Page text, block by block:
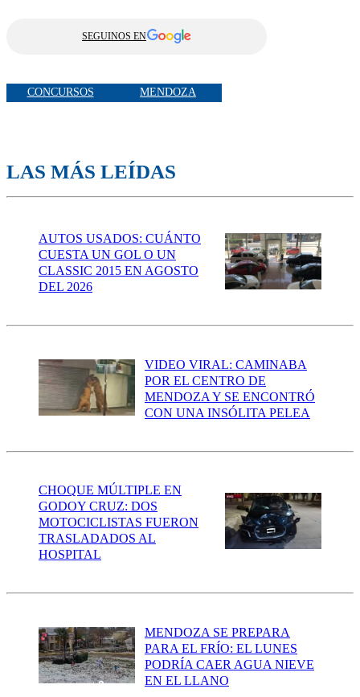
SEGUINOS EN
CONCURSOS MENDOZA
LAS MÁS LEÍDAS
AUTOS USADOS: CUÁNTO
CUESTA UN GOL O UN
CLASSIC 2015 EN AGOSTO
DEL 2026
VIDEO VIRAL: CAMINABA
POR EL CENTRO DE
MENDOZA Y SE ENCONTRÓ
CON UNA INSÓLITA PELEA
CHOQUE MÚLTIPLE EN
GODOY CRUZ: DOS
MOTOCICLISTAS FUERON
TRASLADADOS AL
HOSPITAL
MENDOZA SE PREPARA
PARA EL FRÍO: EL LUNES
PODRÍA CAER AGUA NIEVE
EN EL LLANO